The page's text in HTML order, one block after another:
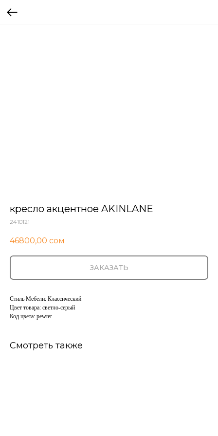
кресло акцентное AKINLANE
2410121
46800,00 сом
ЗАКАЗАТЬ
Стиль Мебели: Классический
Цвет товара: светло-серый
Код цвета: pewter
Смотреть также